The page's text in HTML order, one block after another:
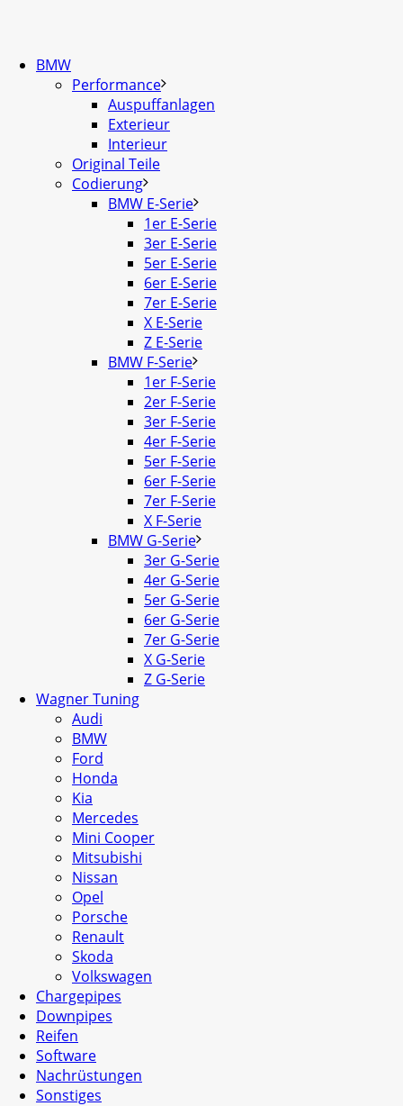
BMW
Performance
Auspuffanlagen
Exterieur
Interieur
Original Teile
Codierung
BMW E-Serie
1er E-Serie
3er E-Serie
5er E-Serie
6er E-Serie
7er E-Serie
X E-Serie
Z E-Serie
BMW F-Serie
1er F-Serie
2er F-Serie
3er F-Serie
4er F-Serie
5er F-Serie
6er F-Serie
7er F-Serie
X F-Serie
BMW G-Serie
3er G-Serie
4er G-Serie
5er G-Serie
6er G-Serie
7er G-Serie
X G-Serie
Z G-Serie
Wagner Tuning
Audi
BMW
Ford
Honda
Kia
Mercedes
Mini Cooper
Mitsubishi
Nissan
Opel
Porsche
Renault
Skoda
Volkswagen
Chargepipes
Downpipes
Reifen
Software
Nachrüstungen
Sonstiges